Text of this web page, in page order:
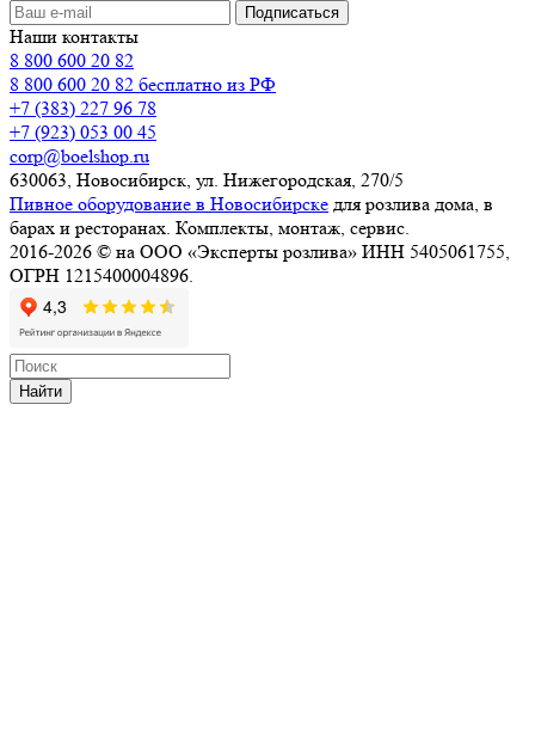
Наши контакты
8 800 600 20 82
8 800 600 20 82 бесплатно из РФ
+7 (383) 227 96 78
+7 (923) 053 00 45
corp@boelshop.ru
630063, Новосибирск, ул. Нижегородская, 270/5
Пивное оборудование в Новосибирске для розлива дома, в
барах и ресторанах. Комплекты, монтаж, сервис.
2016-2026 © на ООО «Эксперты розлива» ИНН 5405061755,
ОГРН 1215400004896.
Найти